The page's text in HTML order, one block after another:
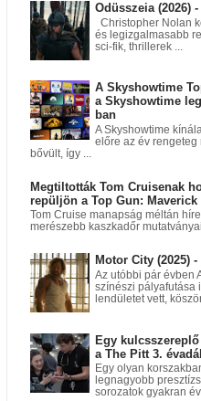
tovább?
Netflix‑fantasy
Odüsszeia (2026)
Christopher Nolan
és legizgalmasabb
sci-fik, thrillerek ...
A Skyshowtime
a Skyshowtime
ban
A Skyshowtime
előre az év rengeteg
bővült, így ...
Megtiltották Tom Cruisenak
repüljön a Top Gun: Maverick
Tom Cruise manapság méltán
merészebb kaszkadőr
Motor City (2025)
Az utóbbi pár évben
színészi pályafutása
lendületet vett,
Egy
a The Pitt 3.
Egy olyan
legnagyobb
sorozatok gyakran